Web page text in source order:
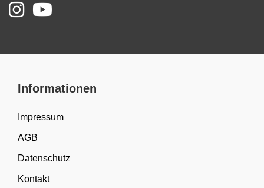
Informationen
Impressum
AGB
Datenschutz
Kontakt